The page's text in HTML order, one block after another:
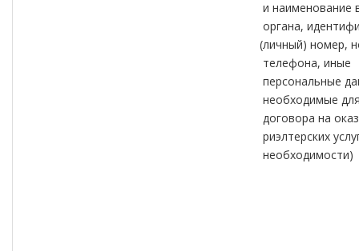
и наименование
органа,
(личный) номер,
телефона, иные
персональные
необходимые
договора на
риэлтерских
необходимости)